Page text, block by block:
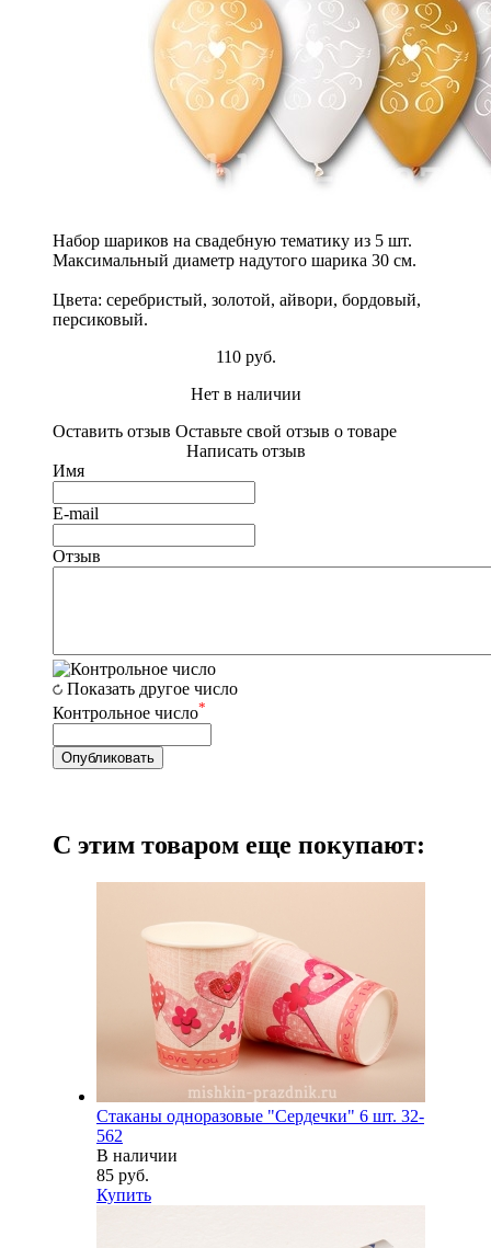
Набор шариков на свадебную тематику из 5 шт.
Максимальный диаметр надутого шарика 30 см.
Цвета: серебристый, золотой, айвори, бордовый,
персиковый.
110 руб.
Нет в наличии
Оставить отзыв Оставьте свой отзыв о товаре
Написать отзыв
Имя
E-mail
Отзыв
Показать другое число
Контрольное число*
С этим товаром еще покупают:
Стаканы одноразовые "Сердечки" 6 шт. 32-
562
В наличии
85 руб.
Купить